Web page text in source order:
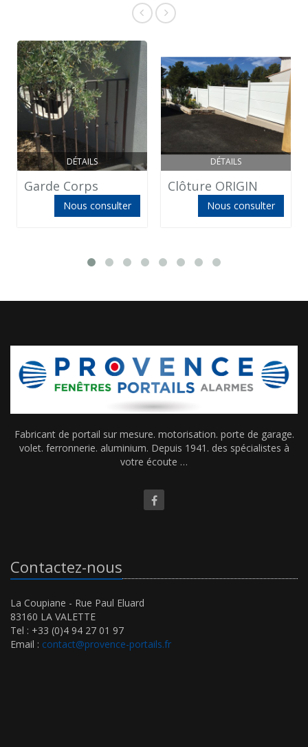
DÉTAILS
Garde Corps
Nous consulter
DÉTAILS
Clôture ORIGIN
Nous consulter
Fabricant de portail sur mesure. motorisation. porte de garage.
volet. ferronnerie. aluminium. Depuis 1941. des spécialistes à
votre écoute …
Contactez-nous
La Coupiane - Rue Paul Eluard
83160 LA VALETTE
Tel : +33 (0)4 94 27 01 97
Email : contact@provence-portails.fr